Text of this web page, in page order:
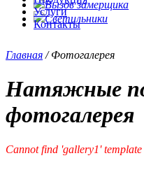
Услуги
Контакты
Вызов замерщика
Светильники
Главная /Фотогалерея
Натяжные
фотогалерея
Cannot find 'gallery1'